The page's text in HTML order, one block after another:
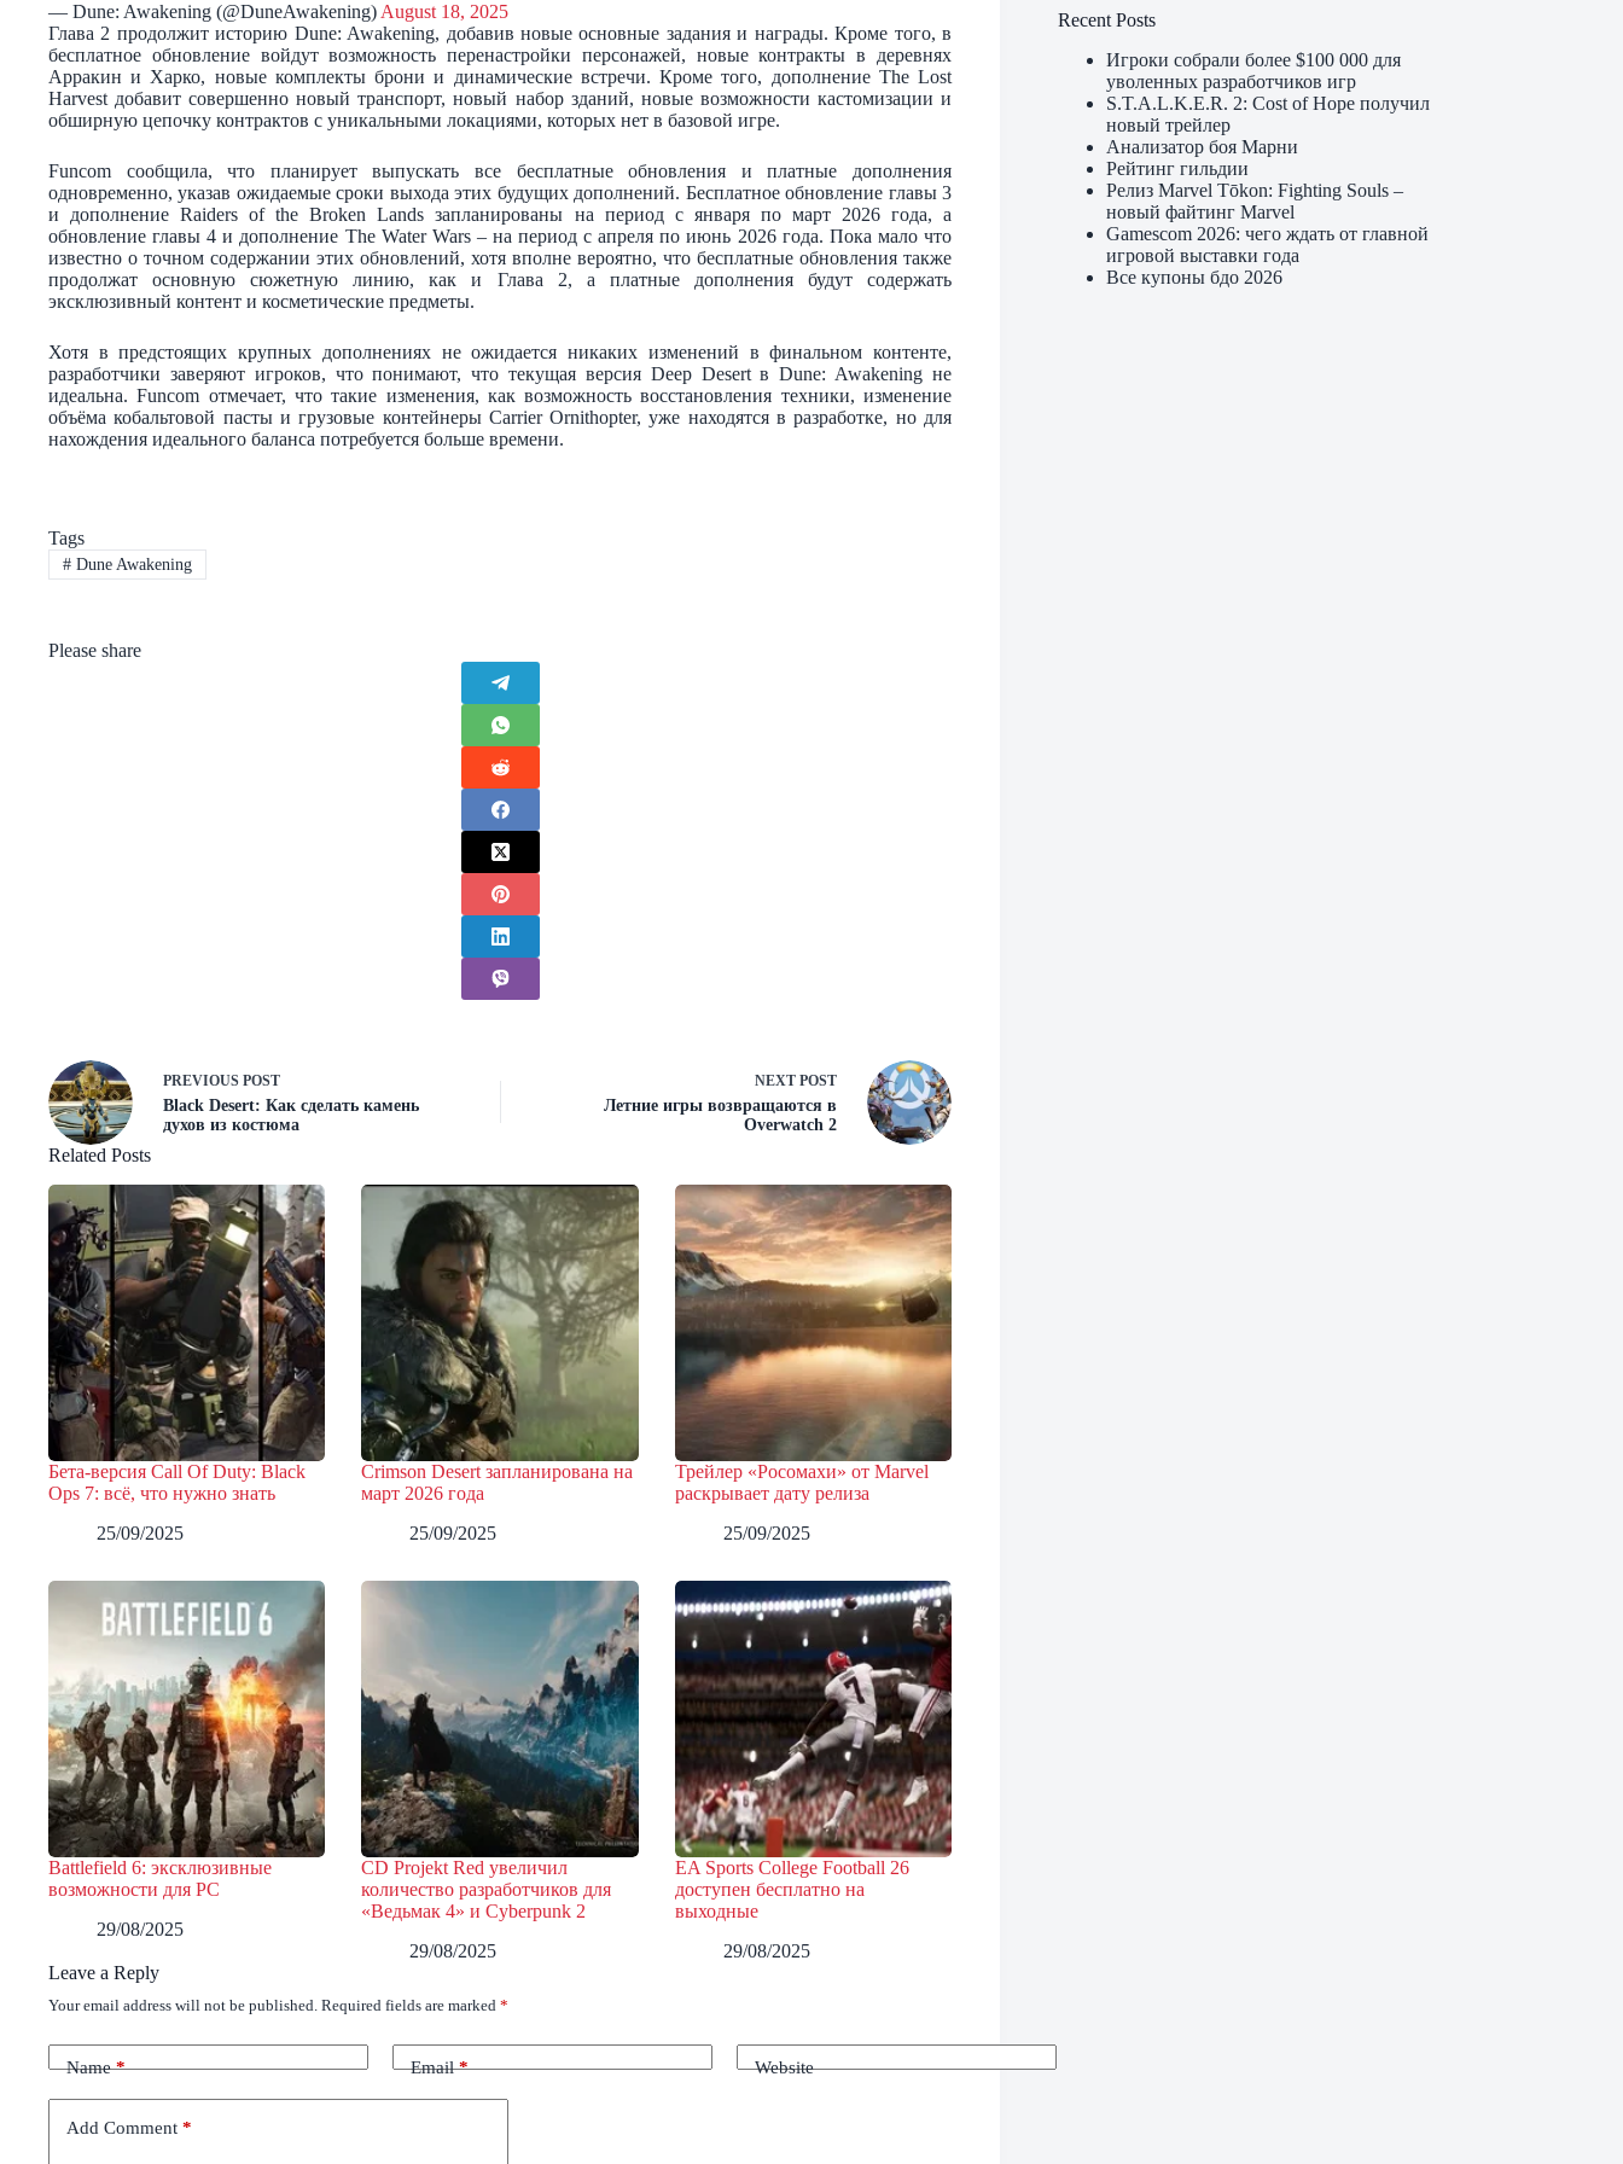
— Dune: Awakening (@DuneAwakening) August 18, 2025
Глава 2 продолжит историю Dune: Awakening, добавив новые основные задания и награды. Кроме того, в
бесплатное обновление войдут возможность перенастройки персонажей, новые контракты в деревнях
Арракин и Харко, новые комплекты брони и динамические встречи. Кроме того, дополнение The Lost
Harvest добавит совершенно новый транспорт, новый набор зданий, новые возможности кастомизации и
обширную цепочку контрактов с уникальными локациями, которых нет в базовой игре.
Funcom сообщила, что планирует выпускать все бесплатные обновления и платные дополнения
одновременно, указав ожидаемые сроки выхода этих будущих дополнений. Бесплатное обновление главы 3
и дополнение Raiders of the Broken Lands запланированы на период с января по март 2026 года, а
обновление главы 4 и дополнение The Water Wars – на период с апреля по июнь 2026 года. Пока мало что
известно о точном содержании этих обновлений, хотя вполне вероятно, что бесплатные обновления также
продолжат основную сюжетную линию, как и Глава 2, а платные дополнения будут содержать
эксклюзивный контент и косметические предметы.
Хотя в предстоящих крупных дополнениях не ожидается никаких изменений в финальном контенте,
разработчики заверяют игроков, что понимают, что текущая версия Deep Desert в Dune: Awakening не
идеальна. Funcom отмечает, что такие изменения, как возможность восстановления техники, изменение
объёма кобальтовой пасты и грузовые контейнеры Carrier Ornithopter, уже находятся в разработке, но для
нахождения идеального баланса потребуется больше времени.
Tags
#Dune Awakening
Please share
PREVIOUS POST
Black Desert: Как сделать камень
духов из костюма
NEXT POST
Летние игры возвращаются в
Overwatch 2
Related Posts
Бета-версия Call Of Duty: Black
Ops 7: всё, что нужно знать
25/09/2025
Crimson Desert запланирована на
март 2026 года
25/09/2025
Трейлер «Росомахи» от Marvel
раскрывает дату релиза
25/09/2025
Battlefield 6: эксклюзивные
возможности для PC
29/08/2025
CD Projekt Red увеличил
количество разработчиков для
«Ведьмак 4» и Cyberpunk 2
29/08/2025
EA Sports College Football 26
доступен бесплатно на
выходные
29/08/2025
Leave a Reply
Your email address will not be published. Required fields are marked *
Name* Email* Website
Add Comment *
Recent Posts
Игроки собрали более $100 000 для
уволенных разработчиков игр
S.T.A.L.K.E.R. 2: Cost of Hope получил
новый трейлер
Анализатор боя Марни
Рейтинг гильдии
Релиз Marvel Tōkon: Fighting Souls –
новый файтинг Marvel
Gamescom 2026: чего ждать от главной
игровой выставки года
Все купоны бдо 2026